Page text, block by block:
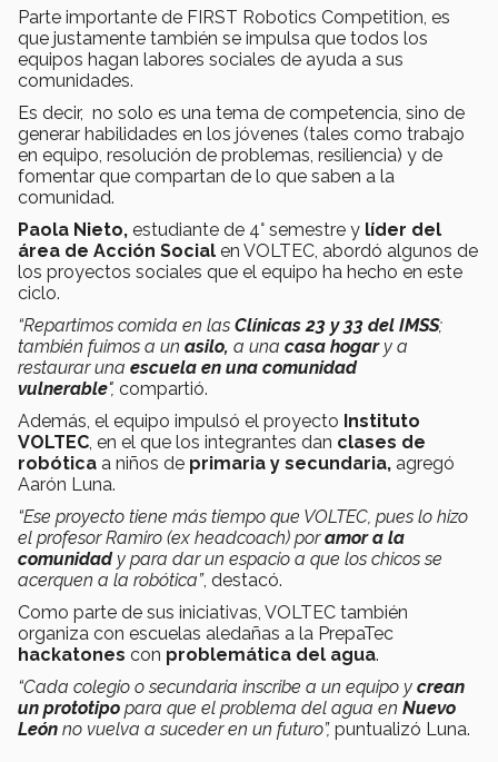
Parte importante de FIRST Robotics Competition, es
que justamente también se impulsa que todos los
equipos hagan labores sociales de ayuda a sus
comunidades.
Es decir, no solo es una tema de competencia, sino de
generar habilidades en los jóvenes (tales como trabajo
en equipo, resolución de problemas, resiliencia) y de
fomentar que compartan de lo que saben a la
comunidad.
Paola Nieto, estudiante de 4° semestre y líder del
área de Acción Social en VOLTEC, abordó algunos de
los proyectos sociales que el equipo ha hecho en este
ciclo.
“Repartimos comida en las Clínicas 23 y 33 del IMSS;
también fuimos a un asilo, a una casa hogar y a
restaurar una escuela en una comunidad
vulnerable", compartió.
Además, el equipo impulsó el proyecto Instituto
VOLTEC, en el que los integrantes dan clases de
robótica a niños de primaria y secundaria, agregó
Aarón Luna.
“Ese proyecto tiene más tiempo que VOLTEC, pues lo hizo
el profesor Ramiro (ex headcoach) poramor a la
comunidad y para dar un espacio a que los chicos se
acerquen a la robótica”, destacó.
Como parte de sus iniciativas, VOLTEC también
organiza con escuelas aledañas a la PrepaTec
hackatones con problemática del agua.
“Cada colegio o secundaria inscribe a un equipo y crean
un prototipo para que el problema del agua en Nuevo
León no vuelva a suceder en un futuro”, puntualizó Luna.